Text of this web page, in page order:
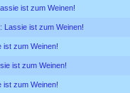
ist zum Weinen!
Lassie ist zum Weinen!
ist zum Weinen!
ist zum Weinen!
ist zum Weinen!